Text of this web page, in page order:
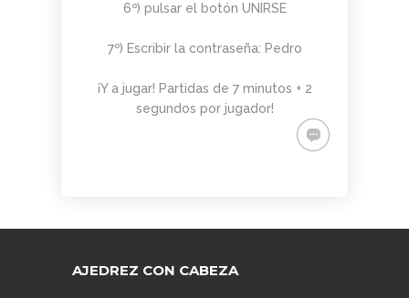
6º) pulsar el botón UNIRSE
7º) Escribir la contraseña: Pedro
¡Y a jugar! Partidas de 7 minutos + 2
segundos por jugador!
AJEDREZ CON CABEZA